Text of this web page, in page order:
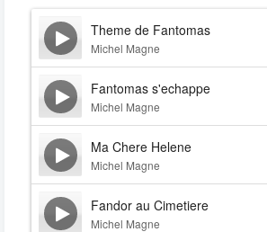
Theme de Fantomas
Michel Magne
Fantomas s'echappe
Michel Magne
Ma Chere Helene
Michel Magne
Fandor au Cimetiere
Michel Magne